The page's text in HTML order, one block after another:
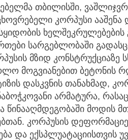
თბილისში,
კორპუსი
სარგებლობაში
მზიდ კონსტრუქციაზე
მოგვიანებით ბეტონის
დასკვნის თანახმად,
არმატურა,
წინააღმდეგობაში მოდის
კორპუსის
და ექსპლუატაციისთვის